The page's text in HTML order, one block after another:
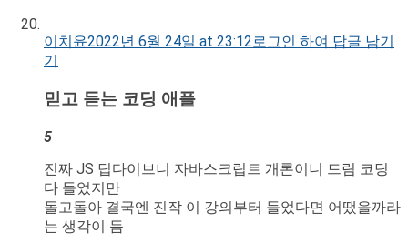
이치윤2022년 6월 24일 at 23:12 로그인 하여 답글 남기
기
믿고 듣는 코딩 애플
5
진짜 JS 딥다이브니 자바스크립트 개론이니 드림 코딩
다 들었지만
돌고돌아 결국엔 진작 이 강의부터 들었다면 어땠을까라
는 생각이 듬